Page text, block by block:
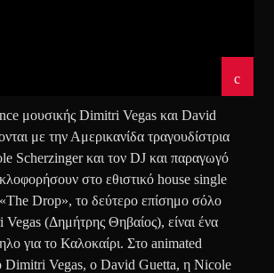
μουσικής Dimitri Vegas και David
με την Αμερικανίδα τραγουδίστρια
Scherzinger και τον DJ και παραγωγό
στο εθιστικό house single
Drop», το δεύτερο επίσημο σόλο
(Δημήτρης Θηβαίος), είναι ένα
για το Καλοκαίρι. Στο animated
Dimitri Vegas, ο David Guetta, η Nicole